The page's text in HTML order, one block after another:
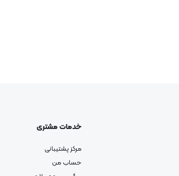
خدمات مشتری
مرکز پشتیبانی
حساب من